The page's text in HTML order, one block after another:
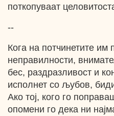
поткопуваат
--
Кога на потчинетите им
неправилности,
бес, раздразливост и
исполнет со љубов,
Ако тој, кого го
опомени го дека ни